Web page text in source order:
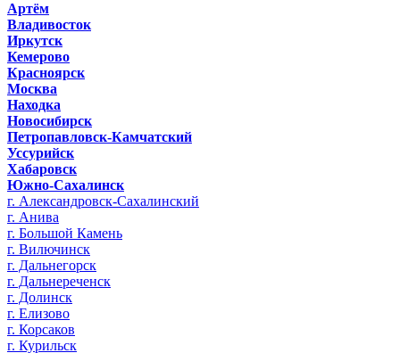
Артём
Владивосток
Иркутск
Кемерово
Красноярск
Москва
Находка
Новосибирск
Петропавловск-Камчатский
Уссурийск
Хабаровск
Южно-Сахалинск
г. Александровск-Сахалинский
г. Анива
г. Большой Камень
г. Вилючинск
г. Дальнегорск
г. Дальнереченск
г. Долинск
г. Елизово
г. Корсаков
г. Курильск